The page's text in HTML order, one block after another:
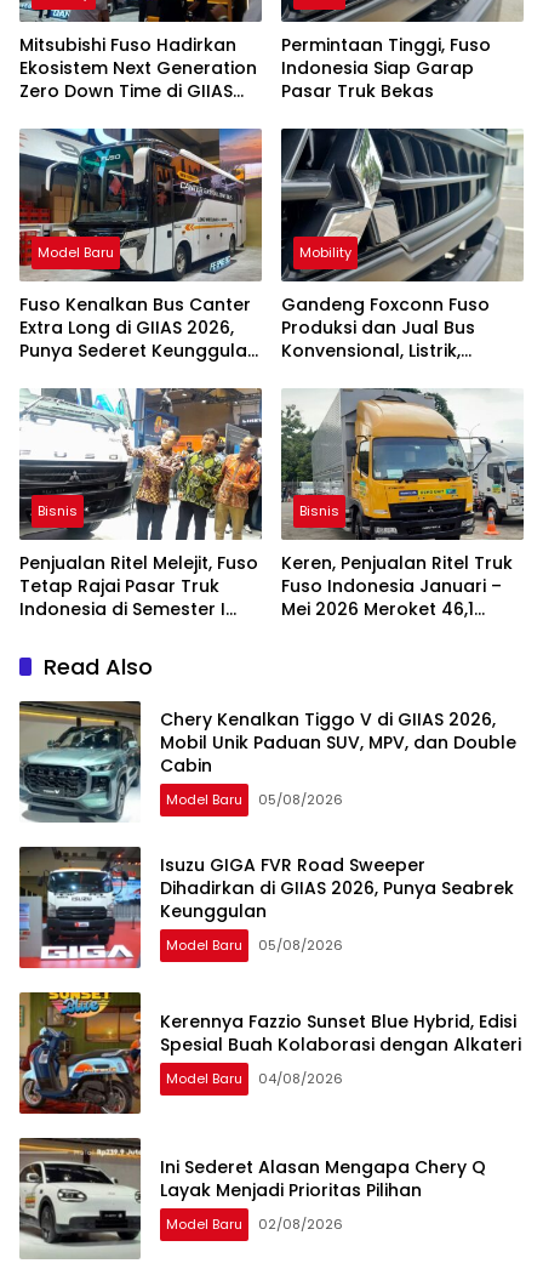
Mitsubishi Fuso Hadirkan
Ekosistem Next Generation
Zero Down Time di GIIAS
Permintaan Tinggi, Fuso
Indonesia Siap Garap
Pasar Truk Bekas
Model Baru
Fuso Kenalkan Bus Canter
Extra Long di GIIAS 2026,
Punya Sederet Keunggulan
Mobility
Gandeng Foxconn Fuso
Produksi dan Jual Bus
Konvensional, Listrik,
Bisnis
Penjualan Ritel Melejit, Fuso
Tetap Rajai Pasar Truk
Indonesia di Semester I
Bisnis
Keren, Penjualan Ritel Truk
Fuso Indonesia Januari –
Mei 2026 Meroket 46,1
Read Also
Chery Kenalkan Tiggo V di GIIAS 2026,
Mobil Unik Paduan SUV, MPV, dan Double
Cabin
Model Baru 05/08/2026
Isuzu GIGA FVR Road Sweeper
Dihadirkan di GIIAS 2026, Punya Seabrek
Keunggulan
Model Baru 05/08/2026
Kerennya Fazzio Sunset Blue Hybrid, Edisi
Spesial Buah Kolaborasi dengan Alkateri
Model Baru 04/08/2026
Ini Sederet Alasan Mengapa Chery Q
Layak Menjadi Prioritas Pilihan
Model Baru 02/08/2026